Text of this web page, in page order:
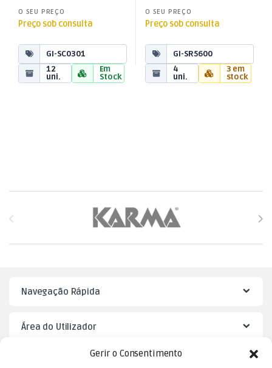
Gerir o Consentimento
O SEU PREÇO
Preço sob consulta
GI-SC0301
12
uni.
Em
Stock
O SEU PREÇO
Preço sob consulta
GI-SR5600
4
uni.
3 em
stock
Brands Carousel
Navegação Rápida
Área do Utilizador